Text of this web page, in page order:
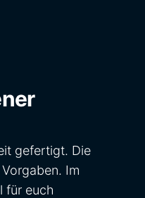
gefertigt. Die
Im
für euch